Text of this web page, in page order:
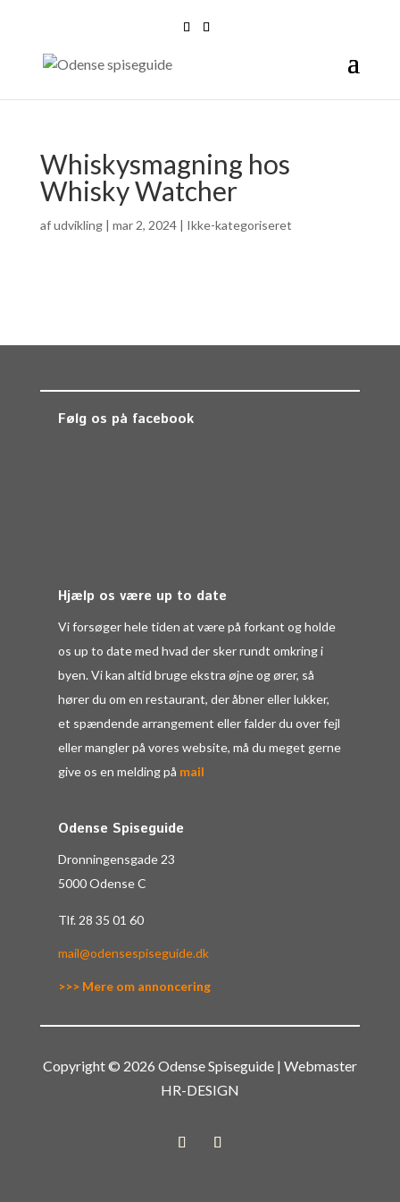
Whiskysmagning hos
Whisky Watcher
afudvikling| mar 2, 2024| Ikke-kategoriseret
Følg os på facebook
Hjælp os være up to date
Vi forsøger hele tiden at være på forkant og holde
os up to date med hvad der sker rundt omkring i
byen. Vi kan altid bruge ekstra øjne og ører, så
hører du om en restaurant, der åbner eller lukker,
et spændende arrangement eller falder du over fejl
eller mangler på vores website, må du meget gerne
give os en melding på mail
Odense Spiseguide
Dronningensgade 23
5000 Odense C
Tlf. 28 35 01 60
mail@odensespiseguide.dk
>>> Mere om annoncering
Copyright © 2026 Odense Spiseguide | Webmaster
HR-DESIGN